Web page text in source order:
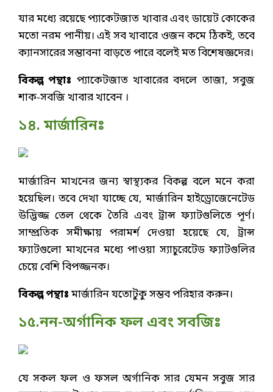
যার মধ্যে রয়েছে প্যাকেটজাত খাবার এবং ডায়েট কোকের
মতো নরম পানীয়। এই সব খাবারে ওজন কমে ঠিকই, তবে
ক্যানসারের সম্ভাবনা বাড়তে পারে বলেই মত বিশেষজ্ঞদের।
বিকল্প পন্থাঃ প্যাকেটজাত খাবারের বদলে তাজা, সবুজ
শাক-সবজি খাবার খাবেন ।
১৪. মার্জারিনঃ
মার্জারিন মাখনের জন্য স্বাস্থ্যকর বিকল্প বলে মনে করা
হয়েছিল। তবে দেখা যাচ্ছে যে, মার্জারিন হাইড্রোজেনেটেড
উদ্ভিজ্জ তেল থেকে তৈরি এবং ট্রান্স ফ্যাটগুলিতে পূর্ণ।
সাম্প্রতিক সমীক্ষায় পরামর্শ দেওয়া হয়েছে যে, ট্রান্স
ফ্যাটগুলো মাখনের মধ্যে পাওয়া স্যাচুরেটেড ফ্যাটগুলির
চেয়ে বেশি বিপজ্জনক।
বিকল্প পন্থাঃ মার্জারিন যতোটুকু সম্ভব পরিহার করুন।
১৫.নন-অর্গানিক ফল এবং সবজিঃ
যে সকল ফল ও ফসল অর্গানিক সার যেমন সবুজ সার